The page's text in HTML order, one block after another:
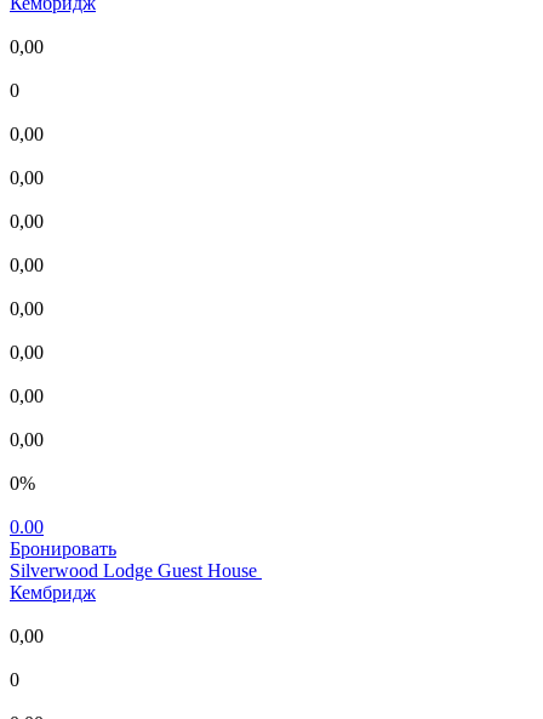
0,00
0
0,00
0,00
0,00
0,00
0,00
0,00
0,00
0,00
0%
0.00
Бронировать
Silverwood Lodge Guest House
Кембридж
0,00
0